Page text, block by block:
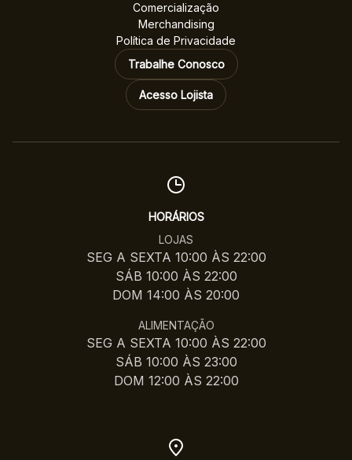
Comercialização
Merchandising
Política de Privacidade
Trabalhe Conosco
Acesso Lojista
HORÁRIOS
LOJAS
SEG A SEXTA 10:00 ÀS 22:00
SÁB 10:00 ÀS 22:00
DOM 14:00 ÀS 20:00
ALIMENTAÇÃO
SEG A SEXTA 10:00 ÀS 22:00
SÁB 10:00 ÀS 23:00
DOM 12:00 ÀS 22:00